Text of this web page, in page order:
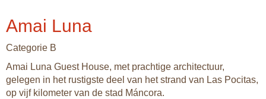
Amai Luna
Categorie B
Amai Luna Guest House, met prachtige architectuur,
gelegen in het rustigste deel van het strand van Las Pocitas,
op vijf kilometer van de stad Máncora.